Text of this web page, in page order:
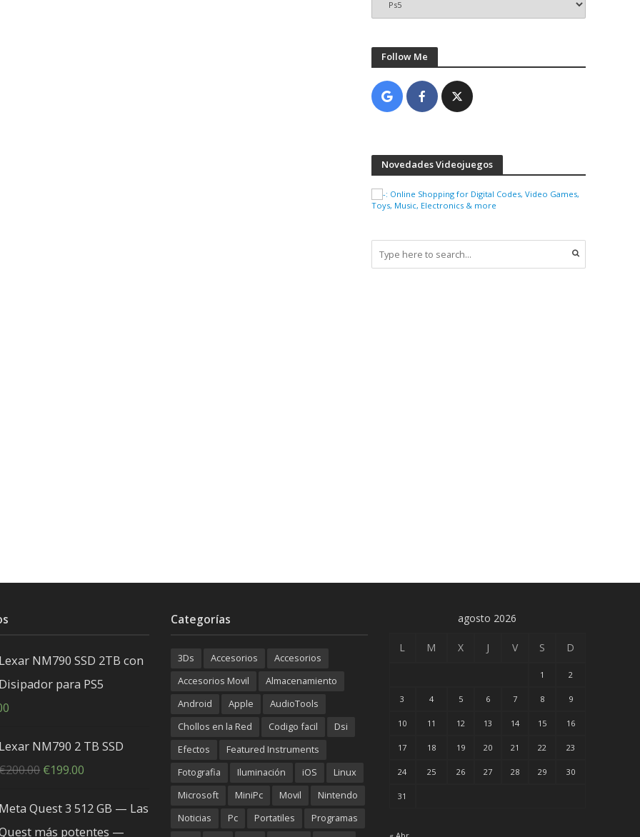
Follow Me
Novedades Videojuegos
Lexar NM790 SSD 2TB con
Disipador para PS5
Lexar NM790 2 TB SSD
200.00 El
original
€199.00
actual
Meta Quest 3 512 GB — Las
más potentes —
Categorías
3Ds Accesorios
Accesorios
Accesorios Movil
Almacenamiento
Android
Apple
AudioTools
Chollos en la Red
Codigo facil
Dsi
Efectos
Featured Instruments
Fotografia
Iluminación iOS
Linux
Microsoft
MiniPc Movil
Nintendo
Noticias
Pc Portatiles
Programas
agosto 2026
L M X J V S D
1 2
3 4 5 6 7 8 9
10 11 12 13 14 15 16
17 18 19 20 21 22 23
24 25 26 27 28 29 30
31